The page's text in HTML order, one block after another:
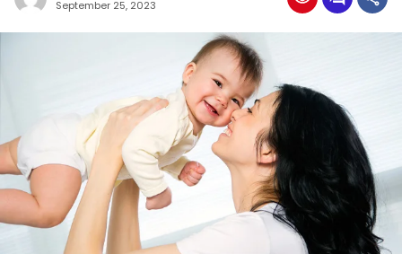
September 25, 2023